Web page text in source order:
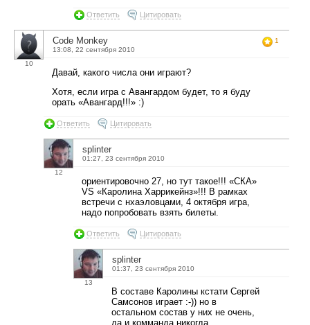
Ответить Цитировать
10
Code Monkey
13:08, 22 сентября 2010
1
Давай, какого числа они играют?
Хотя, если игра с Авангардом будет, то я буду
орать «Авангард!!!» :)
Ответить Цитировать
12
splinter
01:27, 23 сентября 2010
ориентировочно 27, но тут такое!!! «СКА»
VS «Каролина Харрикейнз»!!! В рамках
встречи с нхаэловцами, 4 октября игра,
надо попробовать взять билеты.
Ответить Цитировать
13
splinter
01:37, 23 сентября 2010
В составе Каролины кстати Сергей
Самсонов играет :-)) но в
остальном состав у них не очень,
да и комманда никогда